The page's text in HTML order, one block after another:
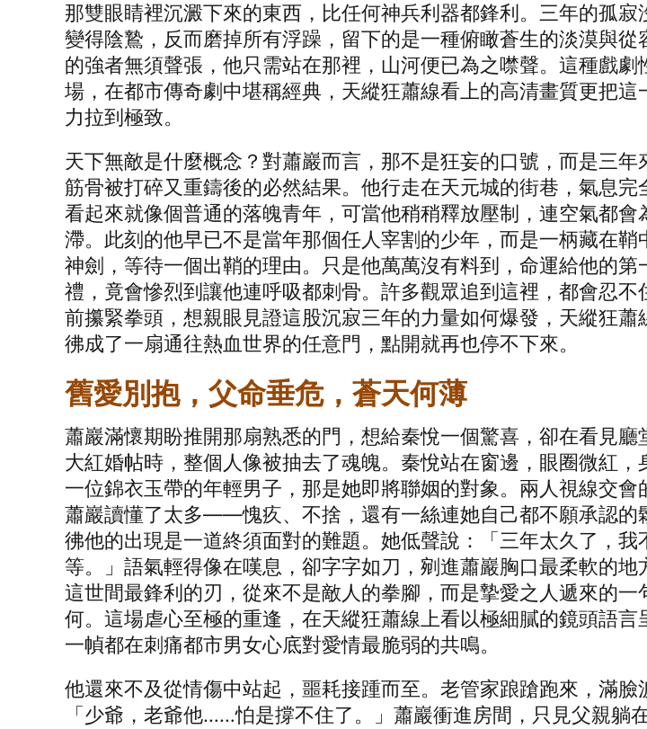
那雙眼睛裡沉澱下來的東西，比任何神兵利器都鋒利。三年的孤寂
變得陰鷙，反而磨掉所有浮躁，留下的是一種俯瞰蒼生的淡漠與從
的強者無須聲張，他只需站在那裡，山河便已為之噤聲。這種戲劇
場，在都市傳奇劇中堪稱經典，天縱狂蕭線看上的高清畫質更把這
力拉到極致。
天下無敵是什麼概念？對蕭巖而言，那不是狂妄的口號，而是三年
筋骨被打碎又重鑄後的必然結果。他行走在天元城的街巷，氣息完
看起來就像個普通的落魄青年，可當他稍稍釋放壓制，連空氣都會
滯。此刻的他早已不是當年那個任人宰割的少年，而是一柄藏在鞘
神劍，等待一個出鞘的理由。只是他萬萬沒有料到，命運給他的第
禮，竟會慘烈到讓他連呼吸都刺骨。許多觀眾追到這裡，都會忍不
前攥緊拳頭，想親眼見證這股沉寂三年的力量如何爆發，天縱狂蕭
彿成了一扇通往熱血世界的任意門，點開就再也停不下來。
舊愛別抱，父命垂危，蒼天何薄
蕭巖滿懷期盼推開那扇熟悉的門，想給秦悅一個驚喜，卻在看見廳
大紅婚帖時，整個人像被抽去了魂魄。秦悅站在窗邊，眼圈微紅，
一位錦衣玉帶的年輕男子，那是她即將聯姻的對象。兩人視線交會
蕭巖讀懂了太多——愧疚、不捨，還有一絲連她自己都不願承認的
彿他的出現是一道終須面對的難題。她低聲說：「三年太久了，我
等。」語氣輕得像在嘆息，卻字字如刀，剜進蕭巖胸口最柔軟的地
這世間最鋒利的刃，從來不是敵人的拳腳，而是摯愛之人遞來的一
何。這場虐心至極的重逢，在天縱狂蕭線上看以極細膩的鏡頭語言
一幀都在刺痛都市男女心底對愛情最脆弱的共鳴。
他還來不及從情傷中站起，噩耗接踵而至。老管家踉蹌跑來，滿臉
「少爺，老爺他……怕是撐不住了。」蕭巖衝進房間，只見父親躺